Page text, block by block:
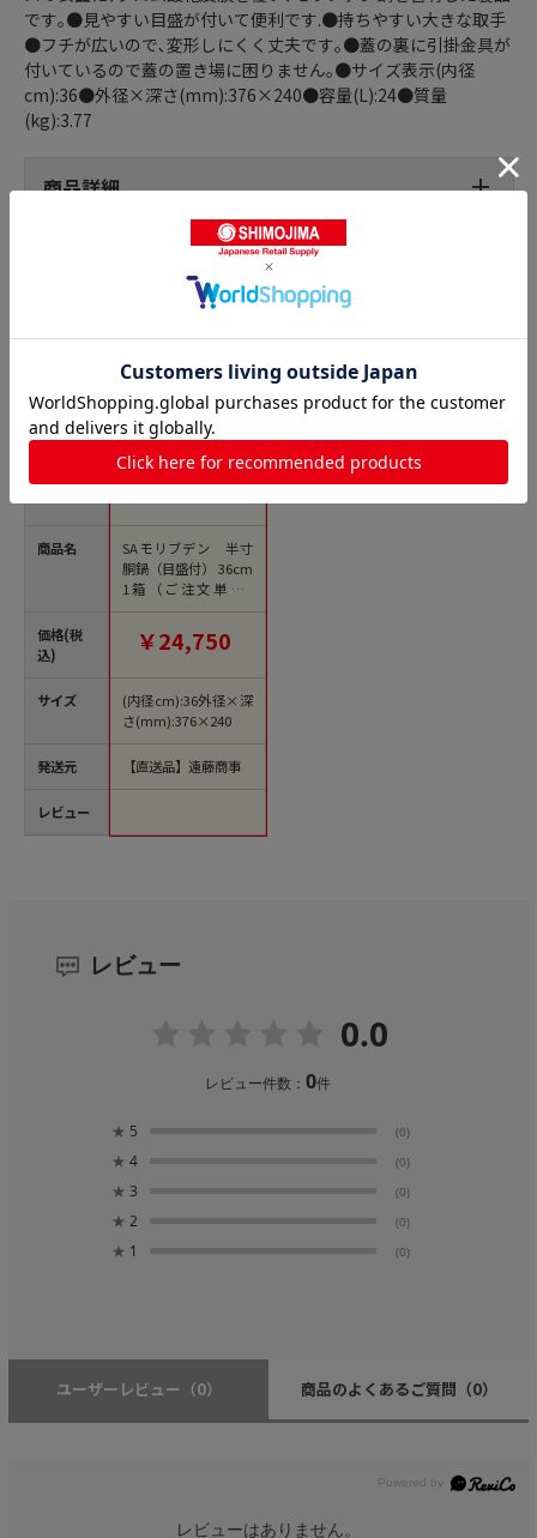
です｡●見やすい目盛が付いて便利です.●持ちやすい大きな取手
●フチが広いので､変形しにくく丈夫です｡●蓋の裏に引掛金具が
付いているので蓋の置き場に困りません｡●サイズ表示(内径
cm):36●外径×深さ(mm):376×240●容量(L):24●質量
(kg):3.77
商品詳細
半寸胴鍋の人気商品との比較
商品名
価格(税
込)
サイズ
発送元
レビュー
SAモリブデン 半寸
胴鍋（目盛付） 36cm
1箱（ご注文単位1
箱）【直送品】
￥24,750
(内径cm):36外径×深
さ(mm):376×240
【直送品】遠藤商事
レビュー
0.0
レビュー件数：0件
★ 5 (0)
★ 4 (0)
★ 3 (0)
★ 2 (0)
★ 1 (0)
ユーザーレビュー （0） 商品のよくあるご質問 （0）
レビューはありません。